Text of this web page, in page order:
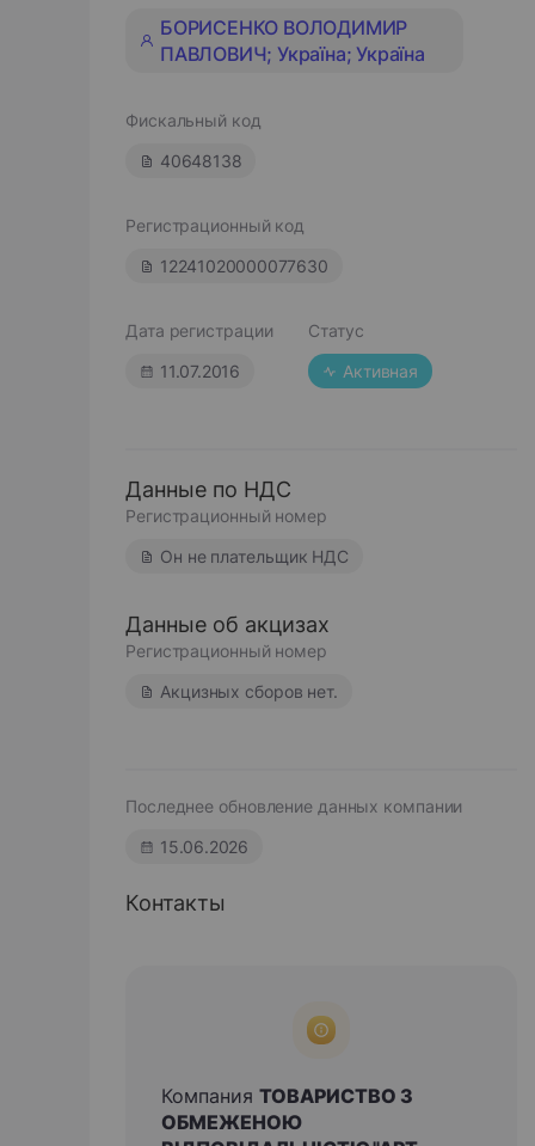
БОРИСЕНКО ВОЛОДИМИР
ПАВЛОВИЧ; Україна; Україна
Фискальный код
40648138
Регистрационный код
12241020000077630
Дата регистрации
11.07.2016
Статус
Активная
Данные по НДС
Регистрационный номер
Он не плательщик НДС
Данные об акцизах
Регистрационный номер
Акцизных сборов нет.
Последнее обновление данных компании
15.06.2026
Контакты
Компания ТОВАРИСТВО З
ОБМЕЖЕНОЮ